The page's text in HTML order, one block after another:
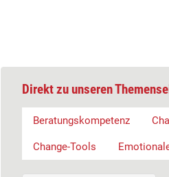
Direkt zu unseren
Beratungskompetenz
Change-Tools